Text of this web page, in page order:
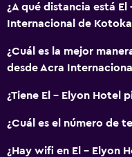
¿A qué distancia está
Internacional de
¿Cuál es la mejor
desde Acra
¿Tiene El - Elyon Hotel
¿Cuál es el número de
¿Hay wifi en El - Elyon